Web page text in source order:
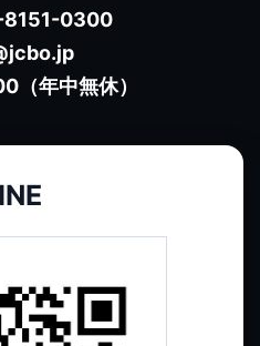
8151-0300
（年中無休）